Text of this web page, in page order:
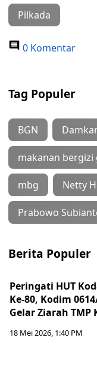
Pilkada
0 Komentar
Tag Populer
BGN
makanan bergizi
mbg Netty
Prabowo
Berita Populer
Peringati HUT
Ke-80, Kodim
Gelar Ziarah TMP
18 Mei 2026, 1:40 PM